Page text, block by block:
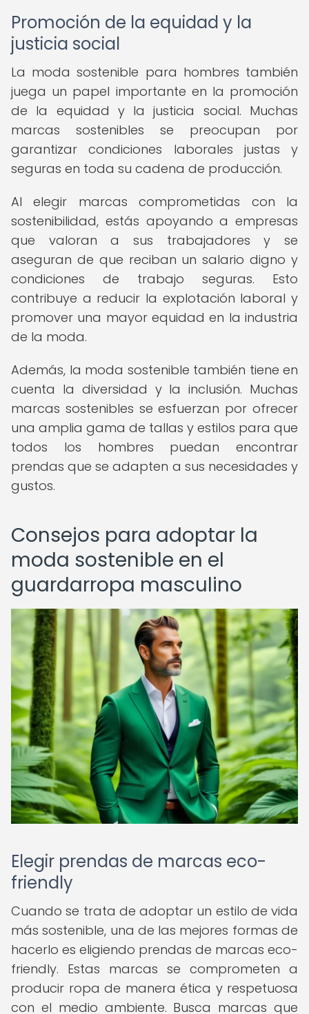
Promoción de la equidad y la
justicia social
La moda sostenible para hombres también
juega un papel importante en la promoción
de la equidad y la justicia social. Muchas
marcas sostenibles se preocupan por
garantizar condiciones laborales justas y
seguras en toda su cadena de producción.
Al elegir marcas comprometidas con la
sostenibilidad, estás apoyando a empresas
que valoran a sus trabajadores y se
aseguran de que reciban un salario digno y
condiciones de trabajo seguras. Esto
contribuye a reducir la explotación laboral y
promover una mayor equidad en la industria
de la moda.
Además, la moda sostenible también tiene en
cuenta la diversidad y la inclusión. Muchas
marcas sostenibles se esfuerzan por ofrecer
una amplia gama de tallas y estilos para que
todos los hombres puedan encontrar
prendas que se adapten a sus necesidades y
gustos.
Consejos para adoptar la
moda sostenible en el
guardarropa masculino
Elegir prendas de marcas eco-
friendly
Cuando se trata de adoptar un estilo de vida
más sostenible, una de las mejores formas de
hacerlo es eligiendo prendas de marcas eco-
friendly. Estas marcas se comprometen a
producir ropa de manera ética y respetuosa
con el medio ambiente. Busca marcas que